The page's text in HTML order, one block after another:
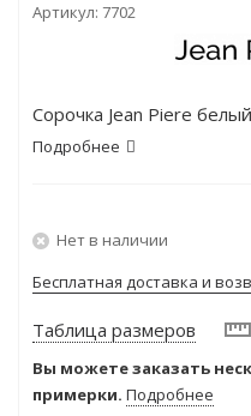
Артикул: 7702
Сорочка Jean Piere белый
Подробнее
Нет в наличии
Бесплатная доставка и
Таблица размеров
Вы можете заказать
примерки. Подробнее